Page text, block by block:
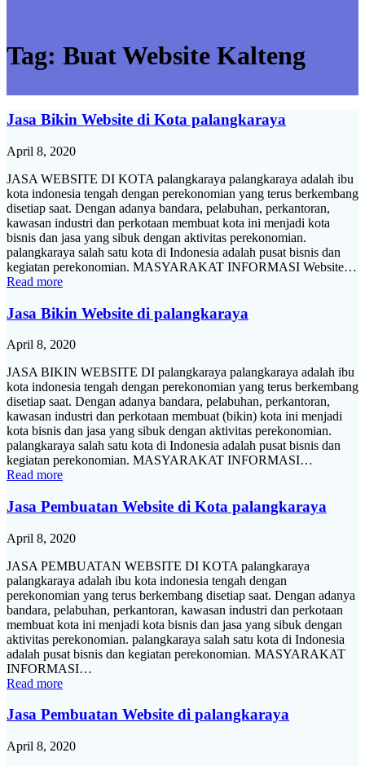
Tag: Buat Website Kalteng
Jasa Bikin Website di Kota palangkaraya
April 8, 2020
JASA WEBSITE DI KOTA palangkaraya palangkaraya adalah ibu
kota indonesia tengah dengan perekonomian yang terus berkembang
disetiap saat. Dengan adanya bandara, pelabuhan, perkantoran,
kawasan industri dan perkotaan membuat kota ini menjadi kota
bisnis dan jasa yang sibuk dengan aktivitas perekonomian.
palangkaraya salah satu kota di Indonesia adalah pusat bisnis dan
kegiatan perekonomian. MASYARAKAT INFORMASI Website…
Read more
Jasa Bikin Website di palangkaraya
April 8, 2020
JASA BIKIN WEBSITE DI palangkaraya palangkaraya adalah ibu
kota indonesia tengah dengan perekonomian yang terus berkembang
disetiap saat. Dengan adanya bandara, pelabuhan, perkantoran,
kawasan industri dan perkotaan membuat (bikin) kota ini menjadi
kota bisnis dan jasa yang sibuk dengan aktivitas perekonomian.
palangkaraya salah satu kota di Indonesia adalah pusat bisnis dan
kegiatan perekonomian. MASYARAKAT INFORMASI…
Read more
Jasa Pembuatan Website di Kota palangkaraya
April 8, 2020
JASA PEMBUATAN WEBSITE DI KOTA palangkaraya
palangkaraya adalah ibu kota indonesia tengah dengan
perekonomian yang terus berkembang disetiap saat. Dengan adanya
bandara, pelabuhan, perkantoran, kawasan industri dan perkotaan
membuat kota ini menjadi kota bisnis dan jasa yang sibuk dengan
aktivitas perekonomian. palangkaraya salah satu kota di Indonesia
adalah pusat bisnis dan kegiatan perekonomian. MASYARAKAT
INFORMASI…
Read more
Jasa Pembuatan Website di palangkaraya
April 8, 2020